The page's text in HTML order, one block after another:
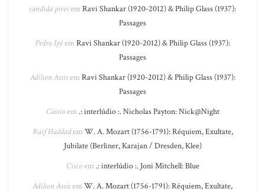
candida piresem Ravi Shankar (1920-2012) & Philip Glass (1937):
Passages
Pedro Ipêem Ravi Shankar (1920-2012) & Philip Glass (1937):
Passages
Adilson Assisem Ravi Shankar (1920-2012) & Philip Glass (1937):
Passages
Cássioem .: interlúdio :. Nicholas Payton: Nick@Night
Raif Haddadem W. A. Mozart (1756-1791): Réquiem, Exultate,
Jubilate (Berliner, Karajan / Dresden, Klee)
Ciscoem .: interlúdio :. Joni Mitchell: Blue
Adilson Assisem W. A. Mozart (1756-1791): Réquiem, Exultate,